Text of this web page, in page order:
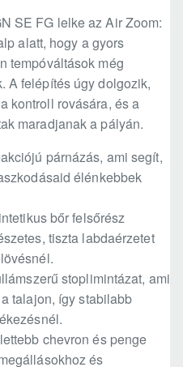
SE FG lelke az Air Zoom:
alatt, hogy a gyors
tempóváltások még
A felépítés úgy dolgozik,
kontroll rovására, és a
maradjanak a pályán.
párnázás, ami segít,
élénkebbek
bőr felsőrész
tiszta labdaérzetet
stoplimintázat, ami
talajon, így stabilabb
chevron és penge
és